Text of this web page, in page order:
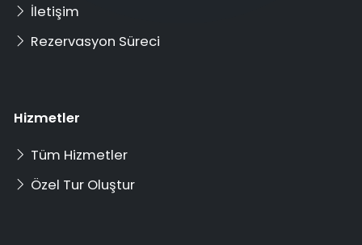
İletişim
Rezervasyon Süreci
Hizmetler
Tüm Hizmetler
Özel Tur Oluştur